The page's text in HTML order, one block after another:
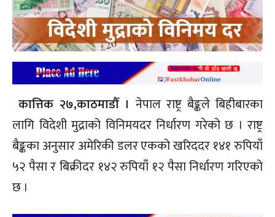
कात्तिक २७,काठमाडौँ । नेपाल राष्ट्र बैङ्कले बिहीबारका
लागि विदेशी मुद्राको विनिमयदर निर्धारण गरेको छ । राष्ट्र
बैङ्कका अनुसार अमेरिकी डलर एकको खरिददर १४१ रुपियाँ
५२ पैसा र बिक्रीदर १४२ रुपियाँ १२ पैसा निर्धारण गरिएको
छ ।